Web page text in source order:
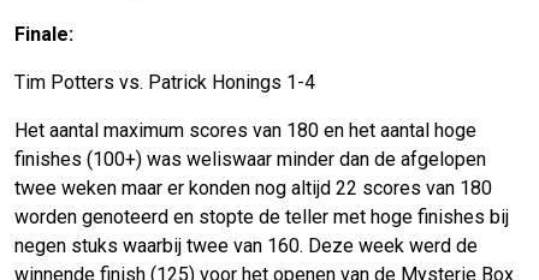
Finale:
Tim Potters vs. Patrick Honings 1-4
Het aantal maximum scores van 180 en het aantal hoge
finishes (100+) was weliswaar minder dan de afgelopen
twee weken maar er konden nog altijd 22 scores van 180
worden genoteerd en stopte de teller met hoge finishes bij
negen stuks waarbij twee van 160. Deze week werd de
winnende finish (125) voor het openen van de Mysterie Box